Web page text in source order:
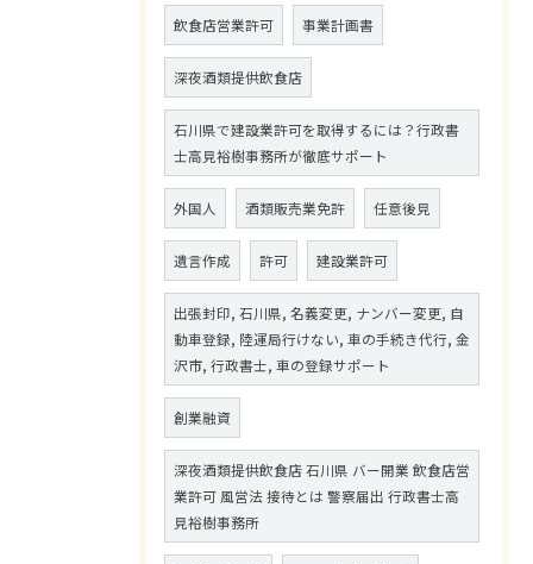
飲食店営業許可 事業計画書
深夜酒類提供飲食店
石川県で建設業許可を取得するには？行政書
士高見裕樹事務所が徹底サポート
外国人 酒類販売業免許 任意後見
遺言作成 許可 建設業許可
出張封印, 石川県, 名義変更, ナンバー変更, 自
動車登録, 陸運局行けない, 車の手続き代行, 金
沢市, 行政書士, 車の登録サポート
創業融資
深夜酒類提供飲食店 石川県 バー開業 飲食店営
業許可 風営法 接待とは 警察届出 行政書士高
見裕樹事務所